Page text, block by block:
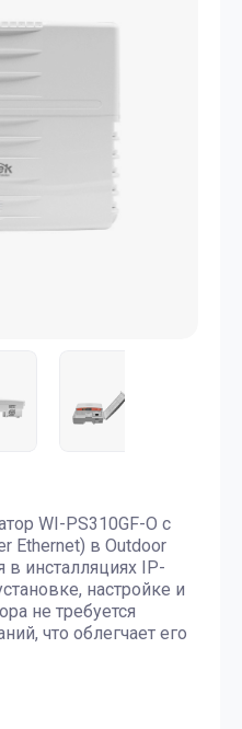
WI-PS310GF-O с
Ethernet) в Outdoor
в инсталляциях IP-
настройке и
не требуется
что облегчает его